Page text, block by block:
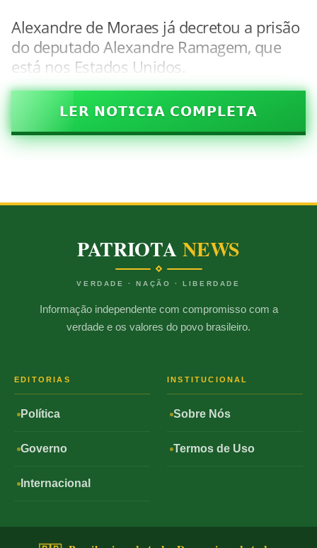
Alexandre de Moraes já decretou a prisão
do deputado Alexandre Ramagem, que
está nos Estados Unidos.
𝗟𝗘𝗥 𝗡𝗢𝗧𝗜𝗖𝗜𝗔 𝗖𝗢𝗠𝗣𝗟𝗘𝗧𝗔
PATRIOTANEWS
VERDADE · NAÇÃO · LIBERDADE
Informação independente com compromisso com a
verdade e os valores do povo brasileiro.
EDITORIAS
Política
Governo
Internacional
INSTITUCIONAL
Sobre Nós
Termos de Uso